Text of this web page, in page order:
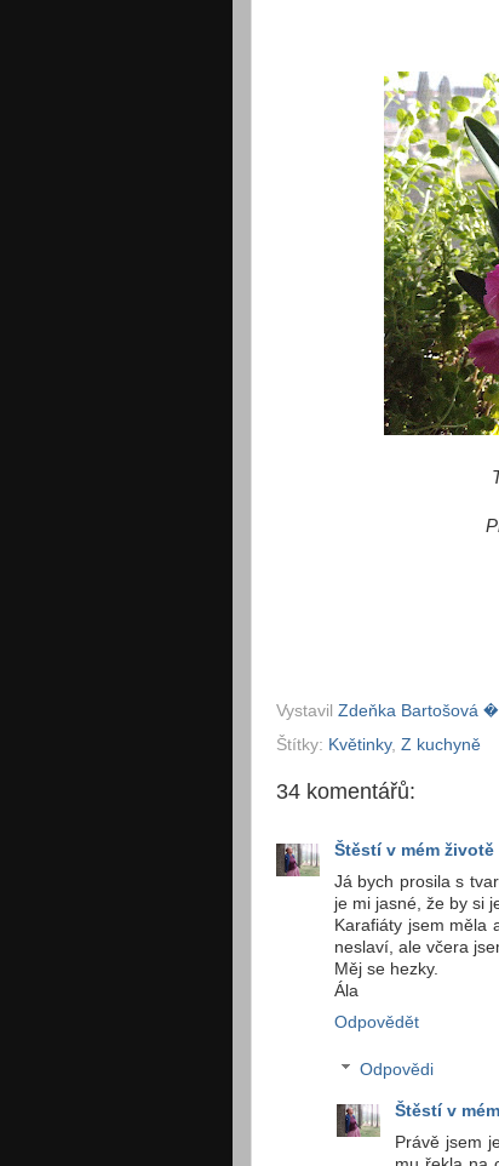
Vystavil Zdeňka Bartošová
Štítky: Květinky, Z kuchyně
34 komentářů:
Štěstí v mém životě
Já bych prosila s
je mi jasné, že by si
Karafiáty jsem měla
neslaví, ale včera
Měj se hezky.
Ála
Odpovědět
Odpovědi
Štěstí v
Právě jsem